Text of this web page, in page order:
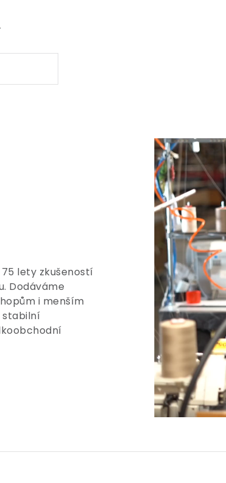
lety zkušeností
Dodáváme
i menším
stabilní